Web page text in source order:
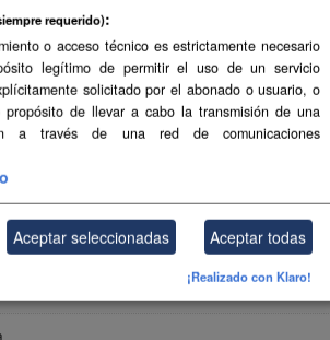
requerido)
o acceso técnico es estrictamente necesario
legítimo de permitir el uso de un servicio
solicitado por el abonado o usuario, o
de llevar a cabo la transmisión de una
a través de una red de comunicaciones
Aceptar seleccionadas Aceptar todas
¡Realizado con Klaro!